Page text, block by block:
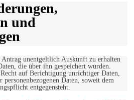
und
unentgeltlich Auskunft zu erhalten
die über ihn gespeichert wurden.
auf Berichtigung unrichtiger Daten,
personenbezogenen Daten, soweit dem
entgegensteht.